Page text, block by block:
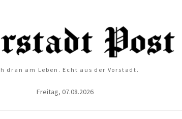
dran am Leben. Echt aus der Vorstadt.
Freitag, 07.08.2026